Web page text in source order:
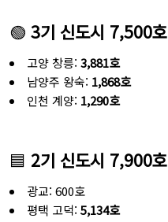
🟢 3기 신도시 7,500호
고양 창릉: 3,881호
남양주 왕숙: 1,868호
인천 계양: 1,290호
🟦 2기 신도시 7,900호
광교: 600호
평택 고덕: 5,134호